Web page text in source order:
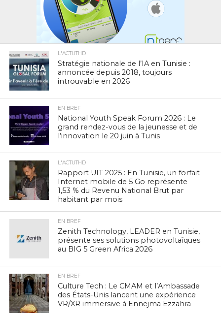
L'ACTUTHD
Stratégie nationale de l’IA en Tunisie :
annoncée depuis 2018, toujours
introuvable en 2026
EN BREF
National Youth Speak Forum 2026 : Le
grand rendez-vous de la jeunesse et de
l’innovation le 20 juin à Tunis
L'ACTUTHD
Rapport UIT 2025 : En Tunisie, un forfait
Internet mobile de 5 Go représente
1,53 % du Revenu National Brut par
habitant par mois
EN BREF
Zenith Technology, LEADER en Tunisie,
présente ses solutions photovoltaïques
au BIG 5 Green Africa 2026
EN BREF
Culture Tech : Le CMAM et l’Ambassade
des États-Unis lancent une expérience
VR/XR immersive à Ennejma Ezzahra